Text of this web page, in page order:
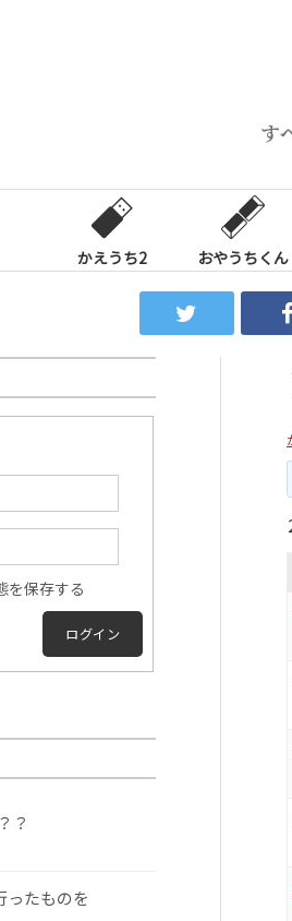
す
かえうち2 おやうちくん
を保存する
ログイン
？
ったものを